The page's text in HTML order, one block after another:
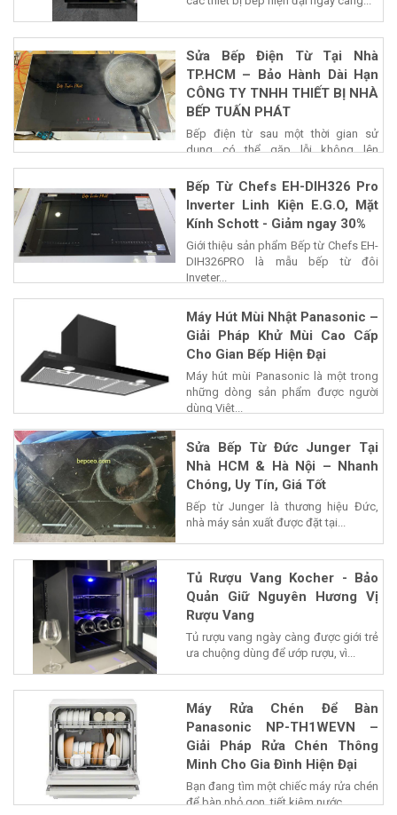
Sửa Bếp Điện Từ Tại Nhà
TP.HCM – Bảo Hành Dài Hạn
CÔNG TY TNHH THIẾT BỊ NHÀ
BẾP TUẤN PHÁT
Bếp điện từ sau một thời gian sử
dụng có thể gặp lỗi không lên
nguồn,...
Bếp Từ Chefs EH-DIH326 Pro
Inverter Linh Kiện E.G.O, Mặt
Kính Schott - Giảm ngay 30%
Giới thiệu sản phẩm Bếp từ Chefs EH-
DIH326PRO là mẫu bếp từ đôi
Inveter...
Máy Hút Mùi Nhật Panasonic –
Giải Pháp Khử Mùi Cao Cấp
Cho Gian Bếp Hiện Đại
Máy hút mùi Panasonic là một trong
những dòng sản phẩm được người
dùng Việt...
Sửa Bếp Từ Đức Junger Tại
Nhà HCM & Hà Nội – Nhanh
Chóng, Uy Tín, Giá Tốt
Bếp từ Junger là thương hiệu Đức,
nhà máy sản xuất được đặt tại...
Tủ Rượu Vang Kocher - Bảo
Quản Giữ Nguyên Hương Vị
Rượu Vang
Tủ rượu vang ngày càng được giới trẻ
ưa chuộng dùng để ướp rượu, vì...
Máy Rửa Chén Để Bàn
Panasonic NP-TH1WEVN –
Giải Pháp Rửa Chén Thông
Minh Cho Gia Đình Hiện Đại
Bạn đang tìm một chiếc máy rửa chén
để bàn nhỏ gọn, tiết kiệm nước...